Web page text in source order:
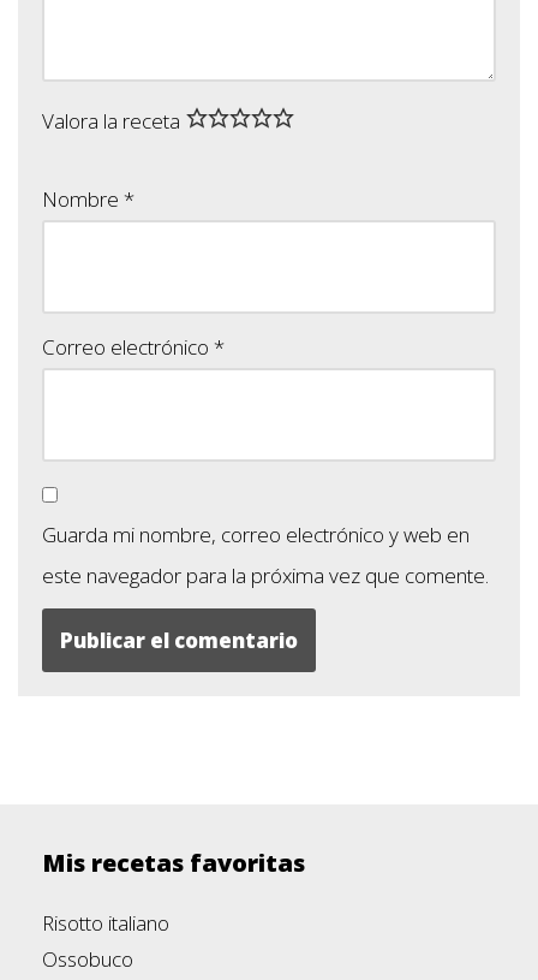
Valora la receta
Nombre *
Correo electrónico *
Guarda mi nombre, correo electrónico y web en
este navegador para la próxima vez que comente.
Mis recetas favoritas
Risotto italiano
Ossobuco